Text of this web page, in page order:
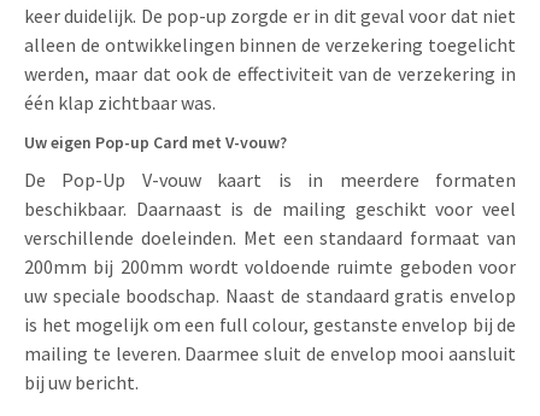
keer duidelijk. De pop-up zorgde er in dit geval voor dat niet
alleen de ontwikkelingen binnen de verzekering toegelicht
werden, maar dat ook de effectiviteit van de verzekering in
één klap zichtbaar was.
Uw eigen Pop-up Card met V-vouw?
De Pop-Up V-vouw kaart is in meerdere formaten
beschikbaar. Daarnaast is de mailing geschikt voor veel
verschillende doeleinden. Met een standaard formaat van
200mm bij 200mm wordt voldoende ruimte geboden voor
uw speciale boodschap. Naast de standaard gratis envelop
is het mogelijk om een full colour, gestanste envelop bij de
mailing te leveren. Daarmee sluit de envelop mooi aansluit
bij uw bericht.